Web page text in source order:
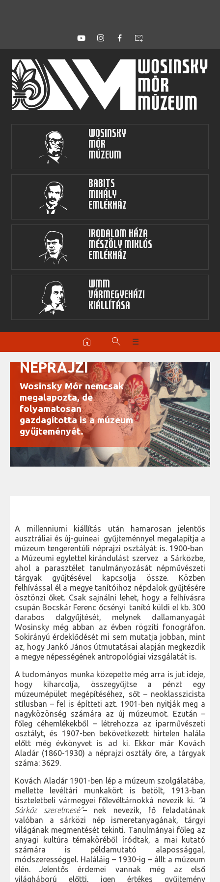
forward_to_inbox
Wosinsky
Mór
Múzeum
Babits
Mihály
Emlékház
Irodalom Háza
Mészöly Miklós
Emlékház
WMM
Vármegyeházi
kiállítása
home search ☰
NÉPRAJZI
Wosinsky Mór nemcsak
megalapozta, de
folyamatosan
gazdagította is a múzeum
gyűjteményét.
A millenniumi kiállítás után hamarosan jelentős
ausztráliai és új-guineai gyűjteménnyel megalapítja a
múzeum tengerentúli néprajzi osztályát is. 1900-ban
a Múzeumi egylettel kirándulást szervez a Sárközbe,
ahol a parasztélet tanulmányozását népművészeti
tárgyak gyűjtésével kapcsolja össze. Közben
felhívással él a megye tanítóihoz népdalok gyűjtésére
ösztönzi őket. Csak sajnálni lehet, hogy a felhívásra
csupán Bocskár Ferenc őcsényi tanító küldi el kb. 300
darabos dalgyűjtését, melynek dallamanyagát
Wosinsky még abban az évben rögzíti fonográfon.
Sokirányú érdeklődését mi sem mutatja jobban, mint
az, hogy Jankó János útmutatásai alapján megkezdik
a megye népességének antropológiai vizsgálatát is.
A tudományos munka közepette még arra is jut ideje,
hogy kiharcolja, összegyűjtse a pénzt egy
múzeumépület megépítéséhez, sőt – neoklasszicista
stílusban – fel is építteti azt. 1901-ben nyitják meg a
nagyközönség számára az új múzeumot. Ezután –
főleg céhemlékekből – létrehozza az iparművészeti
osztályt, és 1907-ben bekövetkezett hirtelen halála
előtt még évkönyvet is ad ki. Ekkor már Kovách
Aladár (1860-1930) a néprajzi osztály őre, a tárgyak
száma: 3629.
Kovách Aladár 1901-ben lép a múzeum szolgálatába,
mellette levéltári munkakört is betölt, 1913-ban
tiszteletbeli vármegyei főlevéltárnokká nevezik ki. “A
Sárköz szerelmesé”– nek nevezik, fő feladatának
valóban a sárközi nép ismeretanyagának, tárgyi
világának megmentését tekinti. Tanulmányai főleg az
anyagi kultúra témaköréből íródtak, a mai kutató
számára is példamutató alapossággal,
módszerességgel. Haláláig – 1930-ig – állt a múzeum
élén. Jelentős érdemei vannak még az első
világháború előtti, igen értékes gyűjtemény